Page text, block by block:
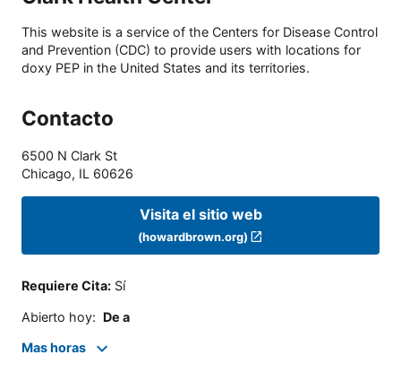
This website is a service of the Centers for Disease Control
and Prevention (CDC) to provide users with locations for
doxy PEP in the United States and its territories.
Contacto
6500 N Clark St
Chicago, IL 60626
Visita el sitio web
(howardbrown.org)
Requiere Cita: Sí
Abierto hoy: De a
Mas horas